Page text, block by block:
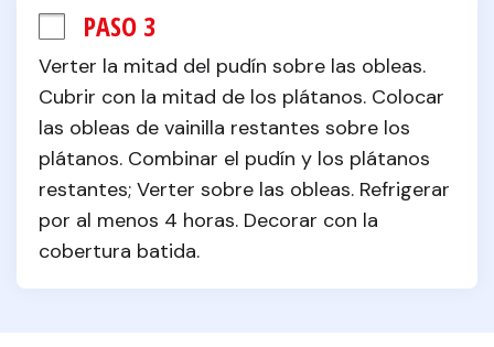
PASO 3
Verter la mitad del pudín sobre las obleas.
Cubrir con la mitad de los plátanos. Colocar
las obleas de vainilla restantes sobre los
plátanos. Combinar el pudín y los plátanos
restantes; Verter sobre las obleas. Refrigerar
por al menos 4 horas. Decorar con la
cobertura batida.